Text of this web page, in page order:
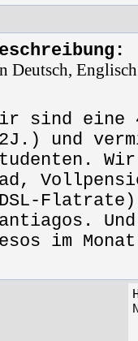
Deutsch,
sind eine
und
im